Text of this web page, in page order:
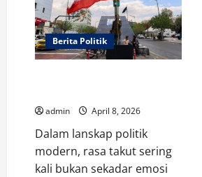
Berita Politik
admin April 8, 2026
Dalam lanskap politik
modern, rasa takut sering
kali bukan sekadar emosi